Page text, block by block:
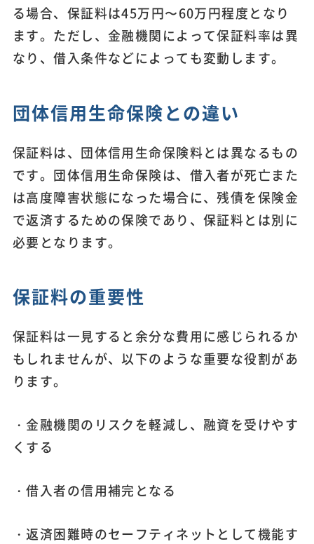
る場合、保証料は45万円〜60万円程度となり
ます。ただし、金融機関によって保証料率は異
なり、借入条件などによっても変動します。
団体信用生命保険との違い
保証料は、団体信用生命保険料とは異なるもの
です。団体信用生命保険は、借入者が死亡また
は高度障害状態になった場合に、残債を保険金
で返済するための保険であり、保証料とは別に
必要となります。
保証料の重要性
保証料は一見すると余分な費用に感じられるか
もしれませんが、以下のような重要な役割があ
ります。
・金融機関のリスクを軽減し、融資を受けやす
くする
・借入者の信用補完となる
・返済困難時のセーフティネットとして機能す